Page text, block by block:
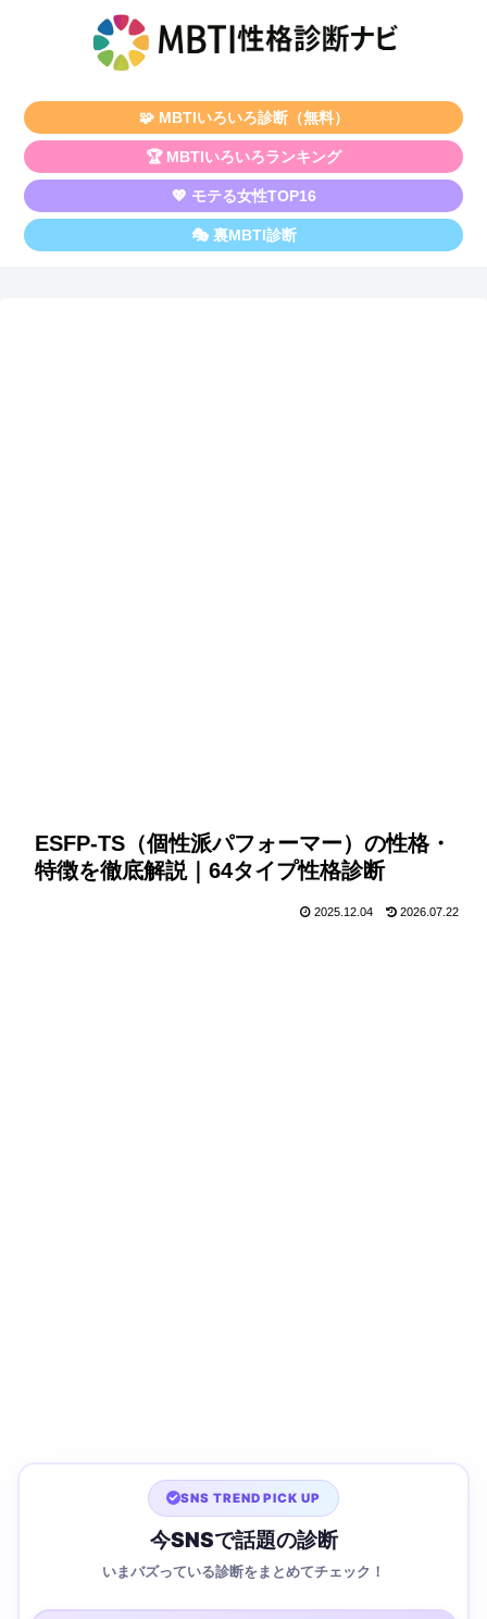
🧩 MBTIいろいろ診断（無料）
🏆 MBTIいろいろランキング
💖 モテる女性TOP16
🎭 裏MBTI診断
ESFP-TS（個性派パフォーマー）の性格・
特徴を徹底解説｜64タイプ性格診断
2025.12.04 2026.07.22
SNS TREND PICK UP
今SNSで話題の診断
いまバズっている診断をまとめてチェック！